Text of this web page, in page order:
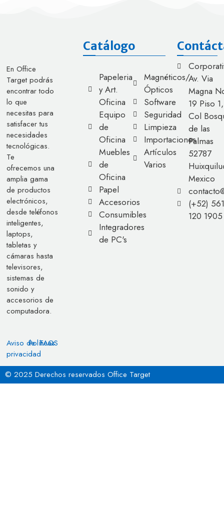
En Office
Target podrás
encontrar todo
lo que
necesitas para
satisfacer tus
necesidades
tecnológicas.
Te
ofrecemos una
amplia gama
de productos
electrónicos,
desde teléfonos
inteligentes,
laptops,
tabletas y
cámaras hasta
televisores,
sistemas de
sonido y
accesorios de
computadora.
Aviso de
privacidad
Políticas
FAQS
Catálogo
Papeleria
y Art.
Oficina
Equipo
de
Oficina
Muebles
de
Oficina
Papel
Accesorios
Consumibles
Integradores
de PC's
Magnéticos/
Ópticos
Software
Seguridad
Limpieza
Importaciones
Artículos
Varios
Av. Via
Magna
19 Piso 1,
Col
de las
Palmas
52787
Mexico
(+52) 561
120 1905
© 2025 Derechos reservados Office Target